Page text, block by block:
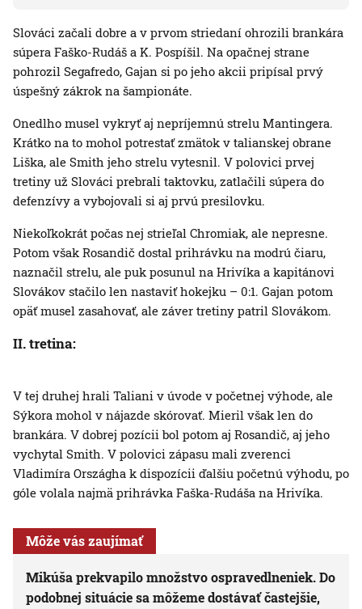
Slováci začali dobre a v prvom striedaní ohrozili brankára
súpera Faško-Rudáš a K. Pospíšil. Na opačnej strane
pohrozil Segafredo, Gajan si po jeho akcii pripísal prvý
úspešný zákrok na šampionáte.
Onedlho musel vykryť aj nepríjemnú strelu Mantingera.
Krátko na to mohol potrestať zmätok v talianskej obrane
Liška, ale Smith jeho strelu vytesnil. V polovici prvej
tretiny už Slováci prebrali taktovku, zatlačili súpera do
defenzívy a vybojovali si aj prvú presilovku.
Niekoľkokrát počas nej strieľal Chromiak, ale nepresne.
Potom však Rosandič dostal prihrávku na modrú čiaru,
naznačil strelu, ale puk posunul na Hrivíka a kapitánovi
Slovákov stačilo len nastaviť hokejku – 0:1. Gajan potom
opäť musel zasahovať, ale záver tretiny patril Slovákom.
II. tretina:
V tej druhej hrali Taliani v úvode v početnej výhode, ale
Sýkora mohol v nájazde skórovať. Mieril však len do
brankára. V dobrej pozícii bol potom aj Rosandič, aj jeho
vychytal Smith. V polovici zápasu mali zverenci
Vladimíra Országha k dispozícii ďalšiu početnú výhodu, po
góle volala najmä prihrávka Faška-Rudáša na Hrivíka.
Môže vás zaujímať
Mikúša prekvapilo množstvo ospravedlneniek. Do
podobnej situácie sa môžeme dostávať častejšie,